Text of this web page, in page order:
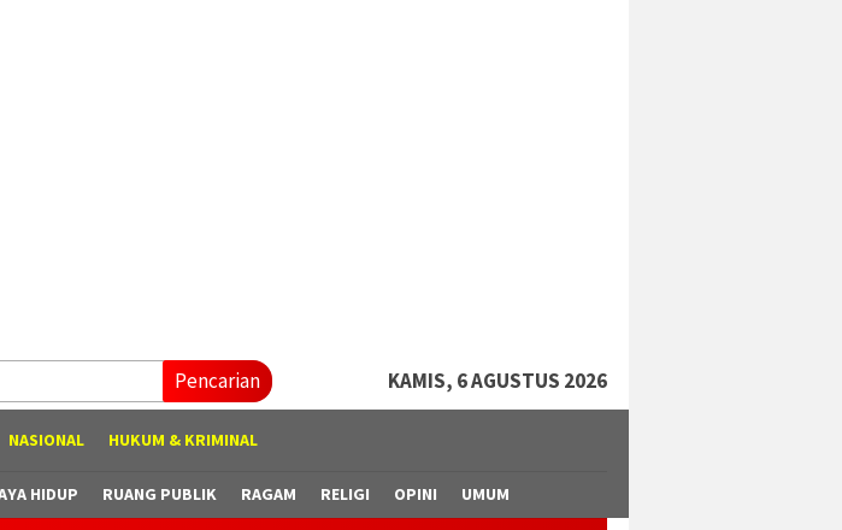
Pencarian KAMIS, 6 AGUSTUS 2026
NASIONAL HUKUM & KRIMINAL
HIDUP RUANG PUBLIK RAGAM RELIGI OPINI UMUM